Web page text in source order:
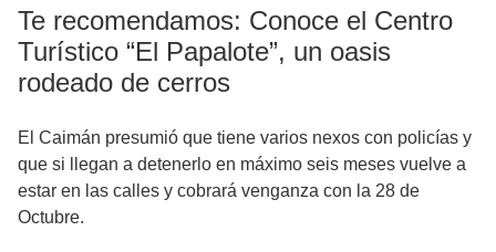
Te recomendamos: Conoce el Centro
Turístico “El Papalote”, un oasis
rodeado de cerros
El Caimán presumió que tiene varios nexos con policías y
que si llegan a detenerlo en máximo seis meses vuelve a
estar en las calles y cobrará venganza con la 28 de
Octubre.